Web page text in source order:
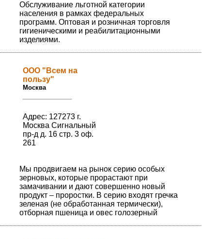
Обслуживание льготной категории
населения в рамках федеральных
программ. Оптовая и розничная торговля
гигиеническими и реабилитационными
изделиями.
ООО "Всем на
пользу"
Москва
Адрес: 127273 г.
Москва Сигнальный
пр-д д. 16 стр. 3 оф.
261
Мы продвигаем на рынок серию особых
зерновых, которые прорастают при
замачивании и дают совершенно новый
продукт – проростки. В серию входят гречка
зеленая (не обработанная термически),
отборная пшеница и овес голозерный